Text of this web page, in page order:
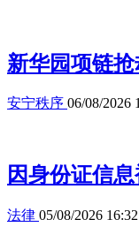
新华园项链
安宁秩序 06/08/2026
因身份证信
法律 05/08/2026 16:32